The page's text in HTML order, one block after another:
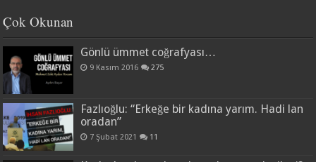
Çok Okunan
Gönlü ümmet coğrafyası…
9 Kasım 2016 275
Fazlıoğlu: “Erkeğe bir kadına yarım. Hadi lan
oradan”
7 Şubat 2021 11